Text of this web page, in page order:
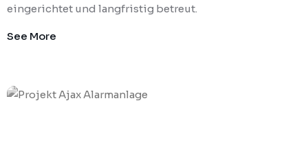
eingerichtet und langfristig betreut.
See More